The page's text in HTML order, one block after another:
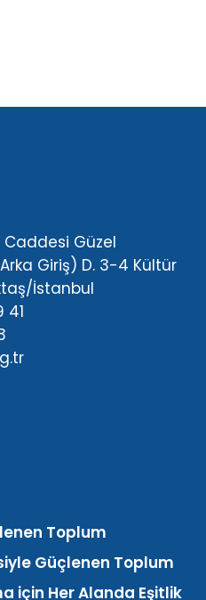
Güzel
Giriş) D. 3-4 Kültür
İstanbul
41
Toplum
Güçlenen Toplum
için Her Alanda Eşitlik